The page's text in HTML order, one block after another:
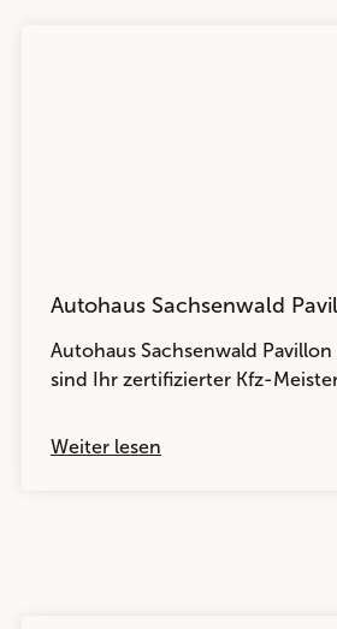
Autohaus Sachsenwald
Autohaus Sachsenwald
sind Ihr zertifizierter Kfz-
Weiter lesen